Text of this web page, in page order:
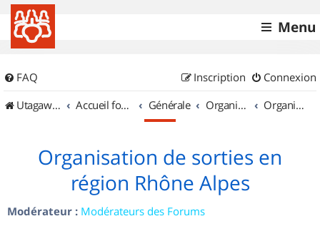
Menu
FAQ Connexion
Inscription
UtagawaVTT (Randos VTT et VTTAE avec traces GPS)
Accueil forum Générale Organisation de sorties & Recherche de partenaires Organisation de sorties en région Rhône Alpes
Organisation de sorties en
région Rhône Alpes
Modérateur : Modérateurs des Forums